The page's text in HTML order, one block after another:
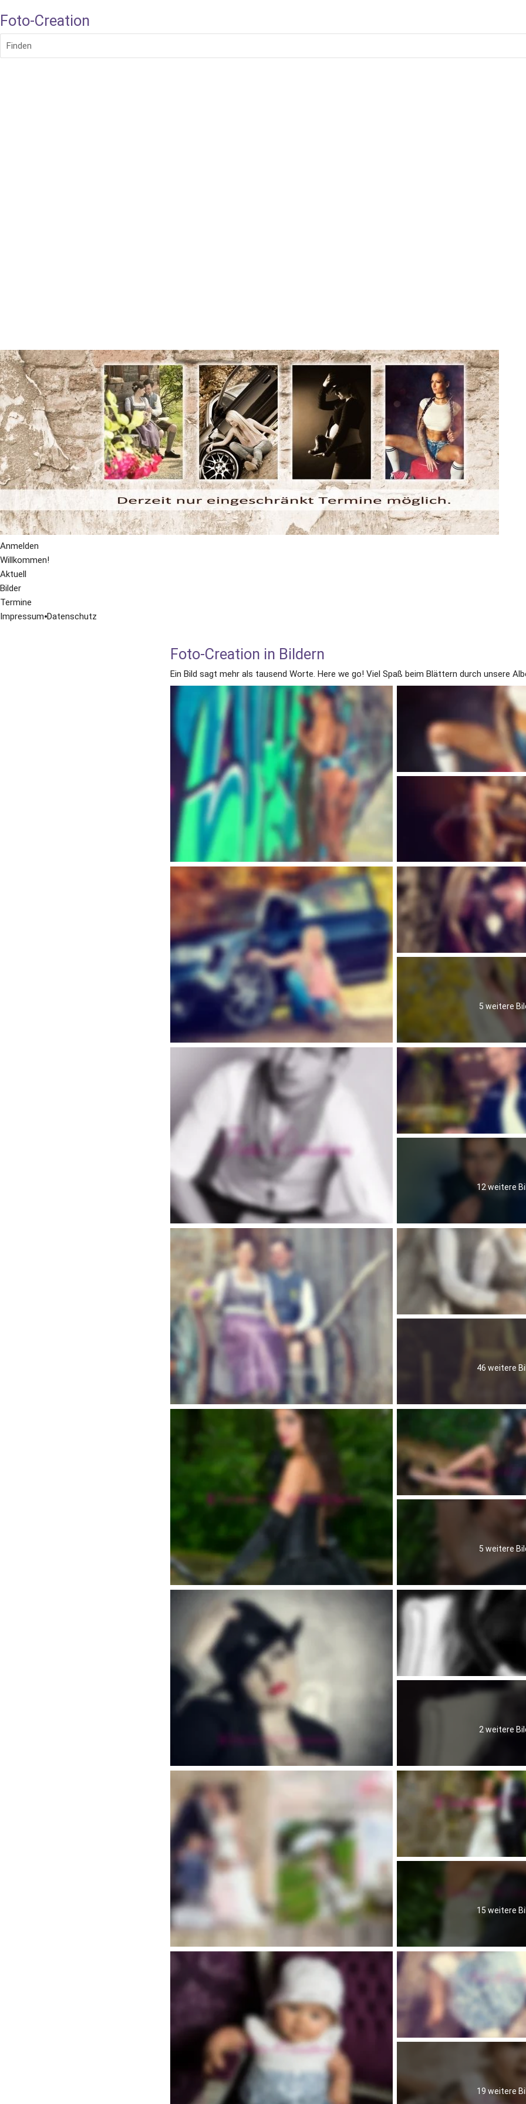
Foto-Creation
Finden
Anmelden
Willkommen!
Aktuell
Bilder
Termine
Impressum⦁Datenschutz
Foto-Creation in Bildern
Ein Bild sagt mehr als tausend Worte. Here we go! Viel Spaß beim Blättern durch unsere
5 weitere
12 weitere
46 weitere
5 weitere
2 weitere
15 weitere
19 weitere